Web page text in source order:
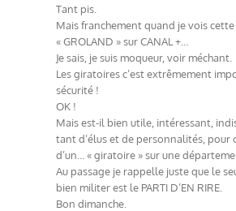
Tant pis.
Mais franchement quand je vois
« GROLAND » sur CANAL +…
Je sais, je suis moqueur, voir méchant.
Les giratoires c’est extrêmement
sécurité !
OK !
Mais est-il bien utile, intéressant,
tant d’élus et de personnalités, pour
d’un… « giratoire » sur une
Au passage je rappelle juste que le
bien militer est le PARTI D’EN RIRE.
Bon dimanche.